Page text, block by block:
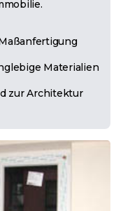
Materialien
zur Architektur